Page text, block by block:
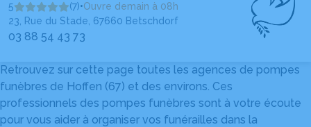
5 (7)•Ouvre demain à 08h
23, Rue du Stade, 67660 Betschdorf
03 88 54 43 73
Retrouvez sur cette page toutes les agences de pompes
funèbres de Hoffen (67) et des environs. Ces
professionnels des pompes funèbres sont à votre écoute
pour vous aider à organiser vos funérailles dans la